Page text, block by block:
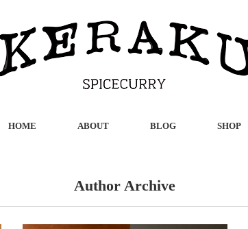
HOME ABOUT BLOG SHOP
Author Archive